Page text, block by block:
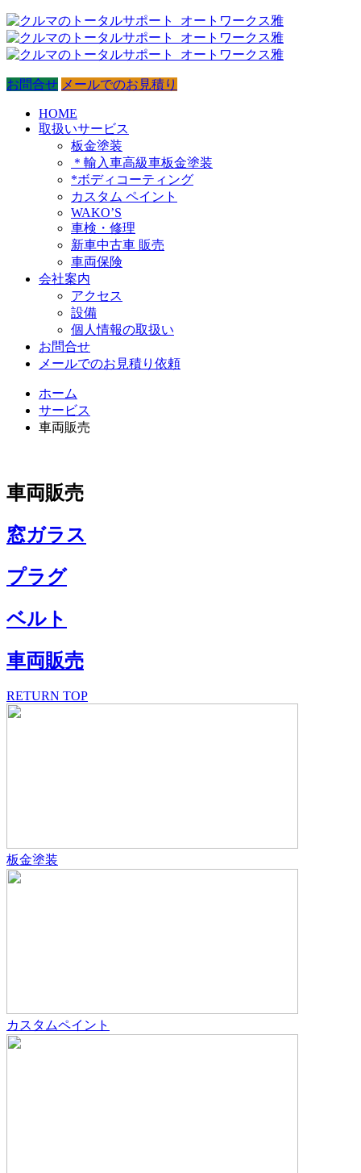
お問合せ メールでのお見積り
HOME
取扱いサービス
板金塗装
＊輸入車高級車板金塗装
*ボディコーティング
カスタム ペイント
WAKO’S
車検・修理
新車中古車 販売
車両保険
会社案内
アクセス
設備
個人情報の取扱い
お問合せ
メールでのお見積り依頼
ホーム
サービス
車両販売
車両販売
窓ガラス
プラグ
ベルト
車両販売
RETURN TOP
板金塗装
カスタムペイント